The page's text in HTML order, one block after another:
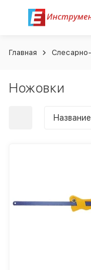
Главная
Ножовки
Название